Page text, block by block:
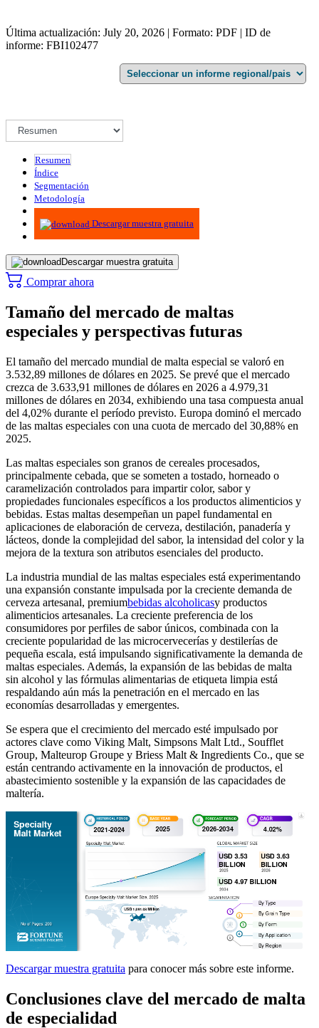
Última actualización: July 20, 2026 | Formato: PDF | ID de
informe: FBI102477
Resumen
Índice
Segmentación
Metodología
Infografías
Descargar muestra gratuita
Descargar muestra gratuita
Comprar ahora
Tamaño del mercado de maltas
especiales y perspectivas futuras
El tamaño del mercado mundial de malta especial se valoró en
3.532,89 millones de dólares en 2025. Se prevé que el mercado
crezca de 3.633,91 millones de dólares en 2026 a 4.979,31
millones de dólares en 2034, exhibiendo una tasa compuesta anual
del 4,02% durante el período previsto. Europa dominó el mercado
de las maltas especiales con una cuota de mercado del 30,88% en
2025.
Las maltas especiales son granos de cereales procesados,
principalmente cebada, que se someten a tostado, horneado o
caramelización controlados para impartir color, sabor y
propiedades funcionales específicos a los productos alimenticios y
bebidas. Estas maltas desempeñan un papel fundamental en
aplicaciones de elaboración de cerveza, destilación, panadería y
lácteos, donde la complejidad del sabor, la intensidad del color y la
mejora de la textura son atributos esenciales del producto.
La industria mundial de las maltas especiales está experimentando
una expansión constante impulsada por la creciente demanda de
cerveza artesanal, premiumbebidas alcoholicasy productos
alimenticios artesanales. La creciente preferencia de los
consumidores por perfiles de sabor únicos, combinada con la
creciente popularidad de las microcervecerías y destilerías de
pequeña escala, está impulsando significativamente la demanda de
maltas especiales. Además, la expansión de las bebidas de malta
sin alcohol y las fórmulas alimentarias de etiqueta limpia está
respaldando aún más la penetración en el mercado en las
economías desarrolladas y emergentes.
Se espera que el crecimiento del mercado esté impulsado por
actores clave como Viking Malt, Simpsons Malt Ltd., Soufflet
Group, Malteurop Groupe y Briess Malt & Ingredients Co., que se
están centrando activamente en la innovación de productos, el
abastecimiento sostenible y la expansión de las capacidades de
maltería.
Descargar muestra gratuita para conocer más sobre este informe.
Conclusiones clave del mercado de malta
de especialidad